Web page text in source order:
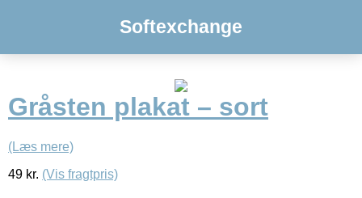
Softexchange
Gråsten plakat – sort
(Læs mere)
49 kr. (Vis fragtpris)